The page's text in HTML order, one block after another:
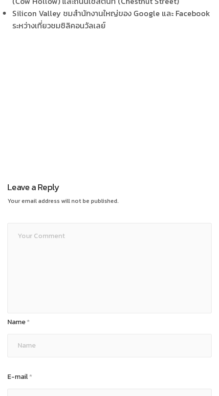
Silicon Valley ชมสำนักงานใหญ่ของ Google และ Facebook
ระหว่างเที่ยวชมซิลิคอนวัลเลย์
Leave a Reply
Your email address will not be published.
Name*
E-mail*